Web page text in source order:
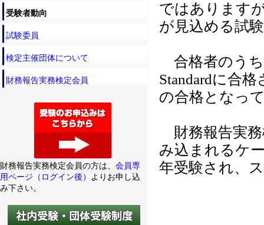
受験者動向
試験委員
検定主催団体について
財務報告実務検定会員
財務報告実務検定会員の方は、 会員専
用ページ（ログイン後） よりお申し込
み下さい。
ではあります
が見込める試
合格者のうち
Standardに合
の合格となっ
財務報告実務
み込まれるケ
年受験され、